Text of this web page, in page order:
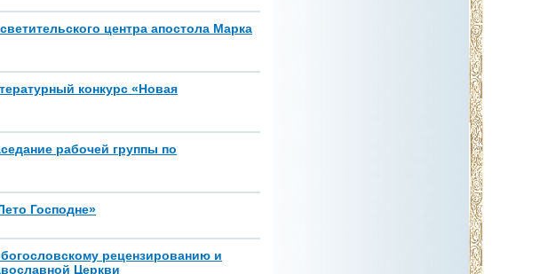
центра апостола Марка
конкурс «Новая
рабочей группы по
Господне»
рецензированию и
Церкви